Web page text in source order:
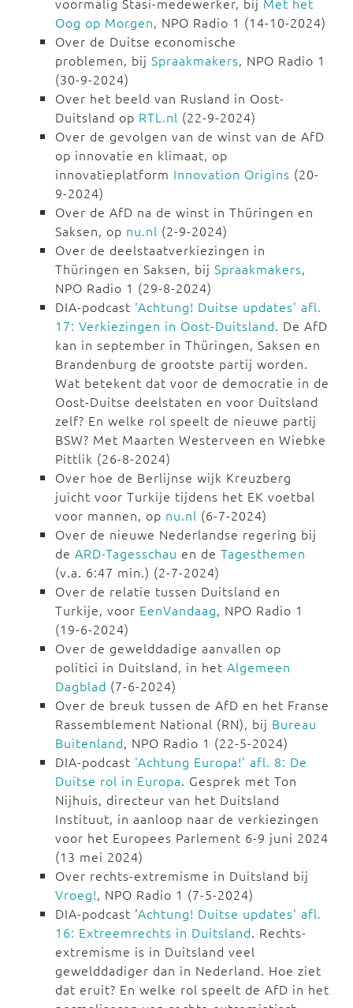
voormalig Stasi-medewerker, bij Met het
Oog op Morgen, NPO Radio 1 (14-10-2024)
Over de Duitse economische
problemen, bij Spraakmakers, NPO Radio 1
(30-9-2024)
Over het beeld van Rusland in Oost-
Duitsland op RTL.nl (22-9-2024)
Over de gevolgen van de winst van de AfD
op innovatie en klimaat, op
innovatieplatform Innovation Origins (20-
9-2024)
Over de AfD na de winst in Thüringen en
Saksen, op nu.nl (2-9-2024)
Over de deelstaatverkiezingen in
Thüringen en Saksen, bij Spraakmakers,
NPO Radio 1 (29-8-2024)
DIA-podcast 'Achtung! Duitse updates' afl.
17: Verkiezingen in Oost-Duitsland. De AfD
kan in september in Thüringen, Saksen en
Brandenburg de grootste partij worden.
Wat betekent dat voor de democratie in de
Oost-Duitse deelstaten en voor Duitsland
zelf? En welke rol speelt de nieuwe partij
BSW? Met Maarten Westerveen en Wiebke
Pittlik (26-8-2024)
Over hoe de Berlijnse wijk Kreuzberg
juicht voor Turkije tijdens het EK voetbal
voor mannen, op nu.nl (6-7-2024)
Over de nieuwe Nederlandse regering bij
de ARD-Tagesschau en de Tagesthemen
(v.a. 6:47 min.) (2-7-2024)
Over de relatie tussen Duitsland en
Turkije, voor EenVandaag, NPO Radio 1
(19-6-2024)
Over de gewelddadige aanvallen op
politici in Duitsland, in het Algemeen
Dagblad (7-6-2024)
Over de breuk tussen de AfD en het Franse
Rassemblement National (RN), bij Bureau
Buitenland, NPO Radio 1 (22-5-2024)
DIA-podcast 'Achtung Europa!' afl. 8: De
Duitse rol in Europa. Gesprek met Ton
Nijhuis, directeur van het Duitsland
Instituut, in aanloop naar de verkiezingen
voor het Europees Parlement 6-9 juni 2024
(13 mei 2024)
Over rechts-extremisme in Duitsland bij
Vroeg!, NPO Radio 1 (7-5-2024)
DIA-podcast 'Achtung! Duitse updates' afl.
16: Extreemrechts in Duitsland. Rechts-
extremisme is in Duitsland veel
gewelddadiger dan in Nederland. Hoe ziet
dat eruit? En welke rol speelt de AfD in het